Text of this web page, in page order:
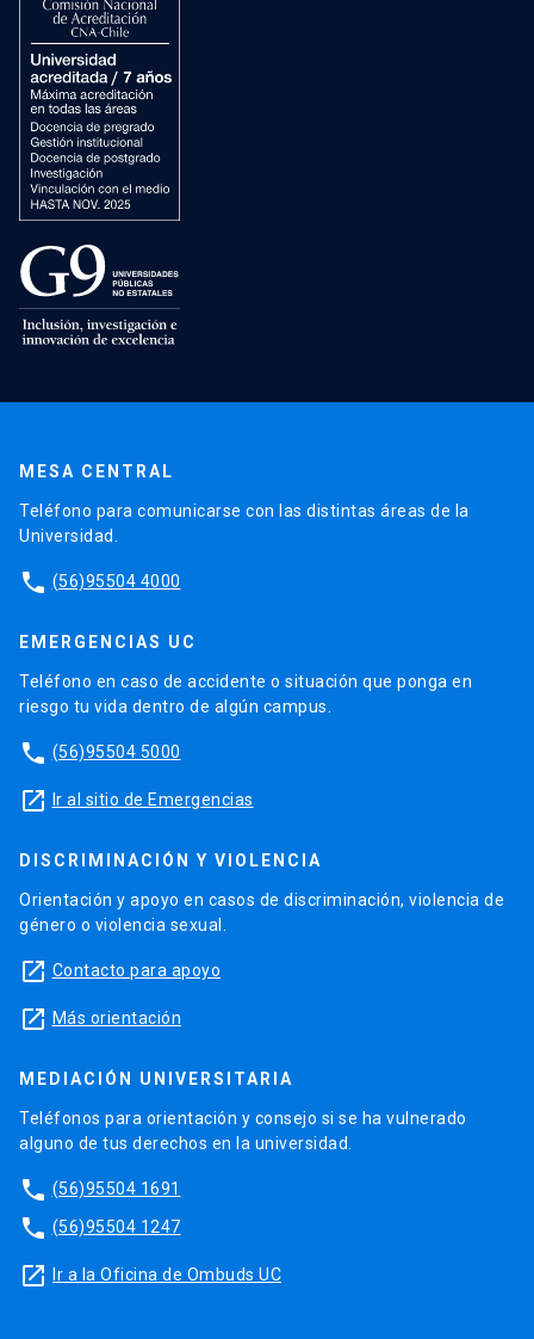
MESA CENTRAL
Teléfono para comunicarse con las distintas áreas de la
Universidad.
phone (56)95504 4000
EMERGENCIAS UC
Teléfono en caso de accidente o situación que ponga en
riesgo tu vida dentro de algún campus.
phone (56)95504 5000
launch Ir al sitio de Emergencias
DISCRIMINACIÓN Y VIOLENCIA
Orientación y apoyo en casos de discriminación, violencia de
género o violencia sexual.
launch Contacto para apoyo
launch Más orientación
MEDIACIÓN UNIVERSITARIA
Teléfonos para orientación y consejo si se ha vulnerado
alguno de tus derechos en la universidad.
phone (56)95504 1691
phone (56)95504 1247
launch Ir a la Oficina de Ombuds UC